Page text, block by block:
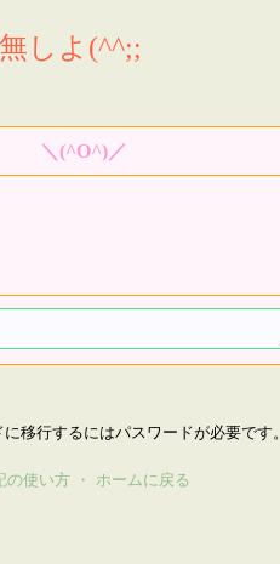
しよ(^^;;
＼(^O^)／
移行するにはパスワードが必要です。
の使い方 ・ ホームに戻る